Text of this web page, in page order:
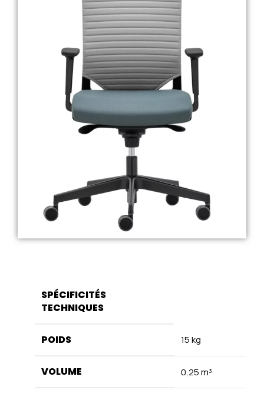
SPÉCIFICITÉS
TECHNIQUES
POIDS 15 kg
VOLUME 0,25 m³